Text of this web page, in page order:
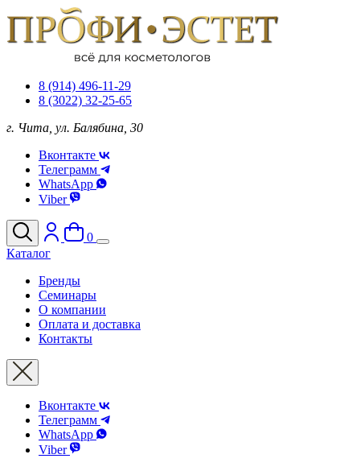
8 (914) 496-11-29
8 (3022) 32-25-65
г. Чита, ул. Балябина, 30
Вконтакте
Телеграмм
WhatsApp
Viber
0
Каталог
Бренды
Семинары
О компании
Оплата и доставка
Контакты
Вконтакте
Телеграмм
WhatsApp
Viber